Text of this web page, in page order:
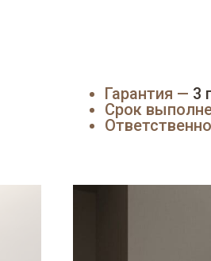
Гарантия — 3
Срок